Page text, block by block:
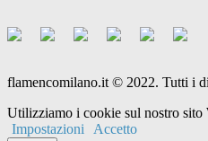
flamencomilano.it © 2022. Tutti i
Utilizziamo i cookie sul nostro sito
Impostazioni
Accetto